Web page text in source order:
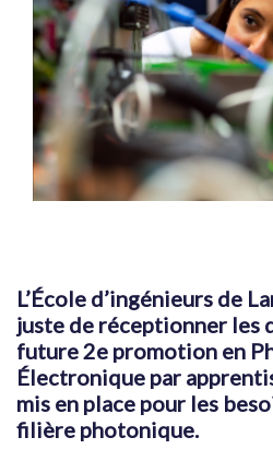
L’École d’ingénieurs de
juste de réceptionner les
future 2e promotion en
Électronique par
mis en place pour les
filière photonique.